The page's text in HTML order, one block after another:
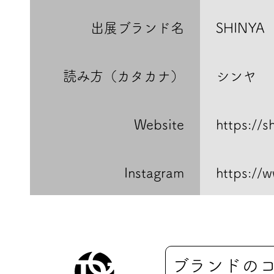
出展ブランド名 SHINYA
読み方（カタカナ） シンヤ
Website https://
Instagram https://
ブランドの